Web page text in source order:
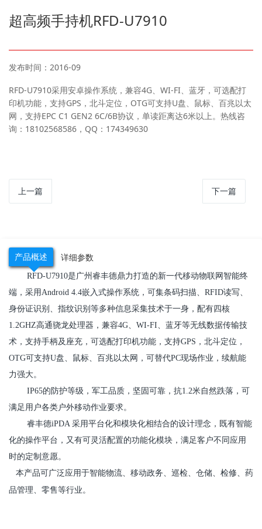
超高频手持机RFD-U7910
发布时间：2016-09
RFD-U7910采用安卓操作系统，兼容4G、WI-FI、蓝牙，可选配打
印机功能，支持GPS，北斗定位，OTG可支持U盘、鼠标、百兆以太
网，支持EPC C1 GEN2 6C/6B协议，单读距离达6米以上。热线咨
询：18102568586，QQ：174349630
上一篇 下一篇
产品概述 详细参数
RFD-U7910是广州睿丰德鼎力打造的新一代移动物联网智能终
端，采用Android 4.4嵌入式操作系统，可集条码扫描、RFID读写、
身份证识别、指纹识别等多种信息采集技术于一身，配有四核
1.2GHZ高通骁龙处理器，兼容4G、WI-FI、蓝牙等无线数据传输技
术，支持手柄及座充，可选配打印机功能，支持GPS，北斗定位，
OTG可支持U盘、鼠标、百兆以太网，可替代PC现场作业，续航能
力强大。
IP65的防护等级，军工品质，坚固可靠，抗1.2米自然跌落，可
满足用户各类户外移动作业要求。
睿丰德iPDA 采用平台化和模块化相结合的设计理念，既有智能
化的操作平台，又有可灵活配置的功能化模块，满足客户不同应用
时的定制意愿。
本产品可广泛应用于智能物流、移动政务、巡检、仓储、检修、药
品管理、零售等行业。